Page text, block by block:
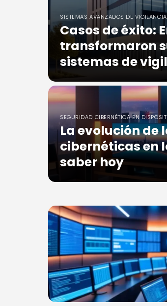
SISTEMAS AVANZADOS DE VIGILANCIA
Casos de éxito:
transformaron
sistemas de
SEGURIDAD CIBERNÉTICA EN
La evolución de
cibernéticas en
saber hoy